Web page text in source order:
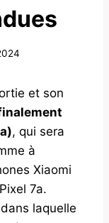
et son
, qui sera
à
Xiaomi
7a.
laquelle